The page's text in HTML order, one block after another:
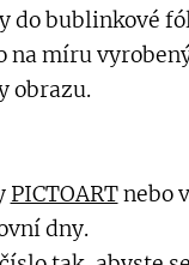
do bublinkové
míru
obrazu.
PICTOARTnebo
dny.